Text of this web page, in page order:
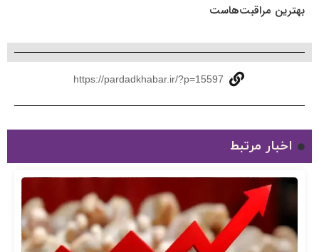
بهترین مراقبت‌هاست
https://pardadkhabar.ir/?p=15597
اخبار مرتبط